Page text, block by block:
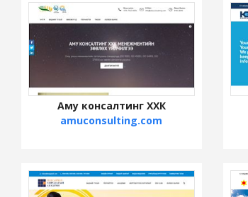
Аму консалтинг ХХК
amuconsulting.com